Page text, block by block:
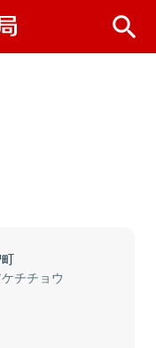
チチョウ